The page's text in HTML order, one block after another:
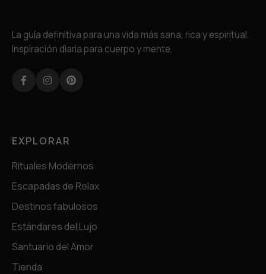
La guía definitiva para una vida más sana, rica y espiritual.
Inspiración diaria para cuerpo y mente.
Facebook
InstagramPinterest
EXPLORAR
Rituales Modernos
Escapadas de Relax
Destinos fabulosos
Estándares del Lujo
Santuario del Amor
Tienda